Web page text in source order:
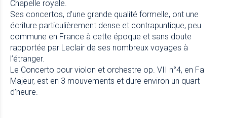
Chapelle royale.
Ses concertos, d’une grande qualité formelle, ont une
écriture particulièrement dense et contrapuntique, peu
commune en France à cette époque et sans doute
rapportée par Leclair de ses nombreux voyages à
l’étranger.
Le Concerto pour violon et orchestre op. VII n°4, en Fa
Majeur, est en 3 mouvements et dure environ un quart
d’heure.